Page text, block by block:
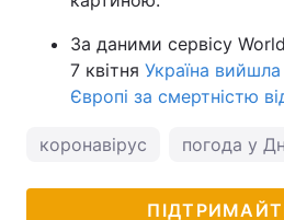
За даними сервісу
7 квітня Україна
Європі за смертністю
коронавірус погода у